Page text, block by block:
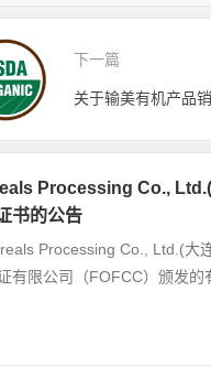
下一篇
Processing Co.,
书的公告
Processing Co., Ltd.(大
有限公司（FOFCC）颁发的